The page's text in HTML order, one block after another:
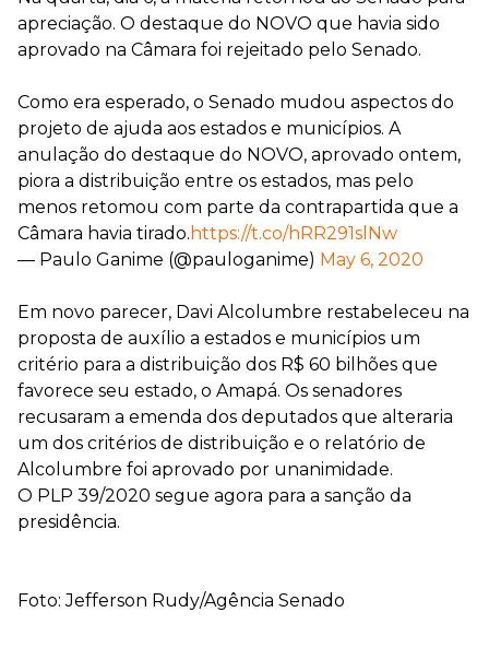
apreciação. O destaque do NOVO que havia sido
aprovado na Câmara foi rejeitado pelo Senado.
Como era esperado, o Senado mudou aspectos do
projeto de ajuda aos estados e municípios. A
anulação do destaque do NOVO, aprovado ontem,
piora a distribuição entre os estados, mas pelo
menos retomou com parte da contrapartida que a
Câmara havia tirado. https://t.co/hRR291slNw
— Paulo Ganime (@pauloganime) May 6, 2020
Em novo parecer, Davi Alcolumbre restabeleceu na
proposta de auxílio a estados e municípios um
critério para a distribuição dos R$ 60 bilhões que
favorece seu estado, o Amapá. Os senadores
recusaram a emenda dos deputados que alteraria
um dos critérios de distribuição e o relatório de
Alcolumbre foi aprovado por unanimidade.
O PLP 39/2020 segue agora para a sanção da
presidência.
Foto: Jefferson Rudy/Agência Senado